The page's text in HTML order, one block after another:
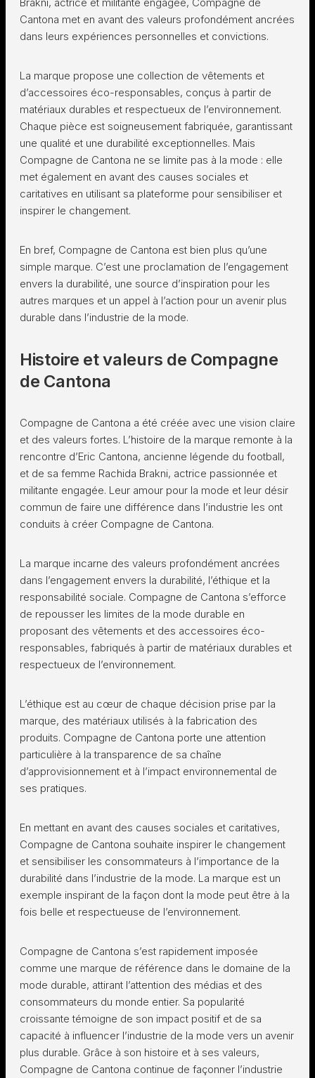
Cantona met en avant des valeurs profondément ancrées
dans leurs expériences personnelles et convictions.
La marque propose une collection de vêtements et
d’accessoires éco-responsables, conçus à partir de
matériaux durables et respectueux de l’environnement.
Chaque pièce est soigneusement fabriquée, garantissant
une qualité et une durabilité exceptionnelles. Mais
Compagne de Cantona ne se limite pas à la mode : elle
met également en avant des causes sociales et
caritatives en utilisant sa plateforme pour sensibiliser et
inspirer le changement.
En bref, Compagne de Cantona est bien plus qu’une
simple marque. C’est une proclamation de l’engagement
envers la durabilité, une source d’inspiration pour les
autres marques et un appel à l’action pour un avenir plus
durable dans l’industrie de la mode.
Histoire et valeurs de Compagne
de Cantona
Compagne de Cantona a été créée avec une vision claire
et des valeurs fortes. L’histoire de la marque remonte à la
rencontre d’Eric Cantona, ancienne légende du football,
et de sa femme Rachida Brakni, actrice passionnée et
militante engagée. Leur amour pour la mode et leur désir
commun de faire une différence dans l’industrie les ont
conduits à créer Compagne de Cantona.
La marque incarne des valeurs profondément ancrées
dans l’engagement envers la durabilité, l’éthique et la
responsabilité sociale. Compagne de Cantona s’efforce
de repousser les limites de la mode durable en
proposant des vêtements et des accessoires éco-
responsables, fabriqués à partir de matériaux durables et
respectueux de l’environnement.
L’éthique est au cœur de chaque décision prise par la
marque, des matériaux utilisés à la fabrication des
produits. Compagne de Cantona porte une attention
particulière à la transparence de sa chaîne
d’approvisionnement et à l’impact environnemental de
ses pratiques.
En mettant en avant des causes sociales et caritatives,
Compagne de Cantona souhaite inspirer le changement
et sensibiliser les consommateurs à l’importance de la
durabilité dans l’industrie de la mode. La marque est un
exemple inspirant de la façon dont la mode peut être à la
fois belle et respectueuse de l’environnement.
Compagne de Cantona s’est rapidement imposée
comme une marque de référence dans le domaine de la
mode durable, attirant l’attention des médias et des
consommateurs du monde entier. Sa popularité
croissante témoigne de son impact positif et de sa
capacité à influencer l’industrie de la mode vers un avenir
plus durable. Grâce à son histoire et à ses valeurs,
Compagne de Cantona continue de façonner l’industrie